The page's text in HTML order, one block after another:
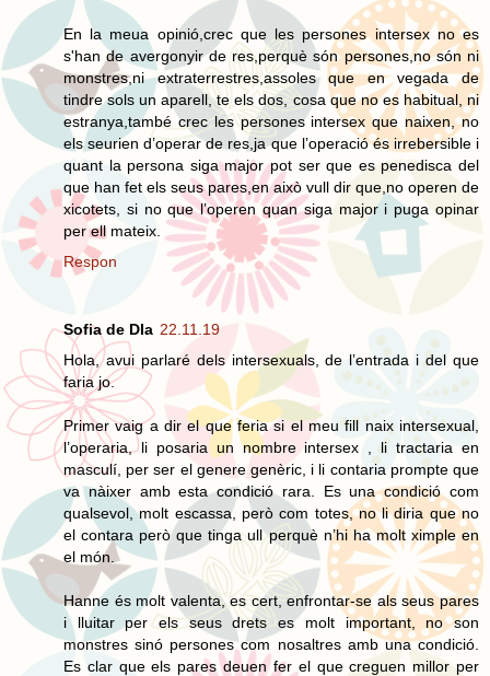
En la meua opinió,crec que les persones intersex no es
s'han de avergonyir de res,perquè són persones,no són ni
monstres,ni extraterrestres,assoles que en vegada de
tindre sols un aparell, te els dos, cosa que no es habitual, ni
estranya,també crec les persones intersex que naixen, no
els seurien d’operar de res,ja que l’operació és irrebersible i
quant la persona siga major pot ser que es penedisca del
que han fet els seus pares,en això vull dir que,no operen de
xicotets, si no que l’operen quan siga major i puga opinar
per ell mateix.
Respon
Sofia de DIa 22.11.19
Hola, avui parlaré dels intersexuals, de l’entrada i del que
faria jo.
Primer vaig a dir el que feria si el meu fill naix intersexual,
l’operaria, li posaria un nombre intersex , li tractaria en
masculí, per ser el genere genèric, i li contaria prompte que
va nàixer amb esta condició rara. Es una condició com
qualsevol, molt escassa, però com totes, no li diria que no
el contara però que tinga ull perquè n’hi ha molt ximple en
el món.
Hanne és molt valenta, es cert, enfrontar-se als seus pares
i lluitar per els seus drets es molt important, no son
monstres sinó persones com nosaltres amb una condició.
Es clar que els pares deuen fer el que creguen millor per